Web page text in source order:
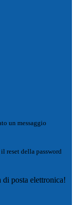
un messaggio
reset della password
posta elettronica!